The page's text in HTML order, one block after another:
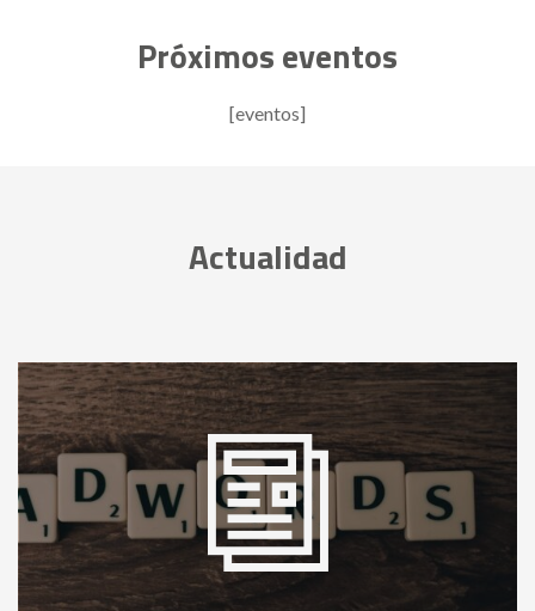
Próximos eventos
[eventos]
Actualidad